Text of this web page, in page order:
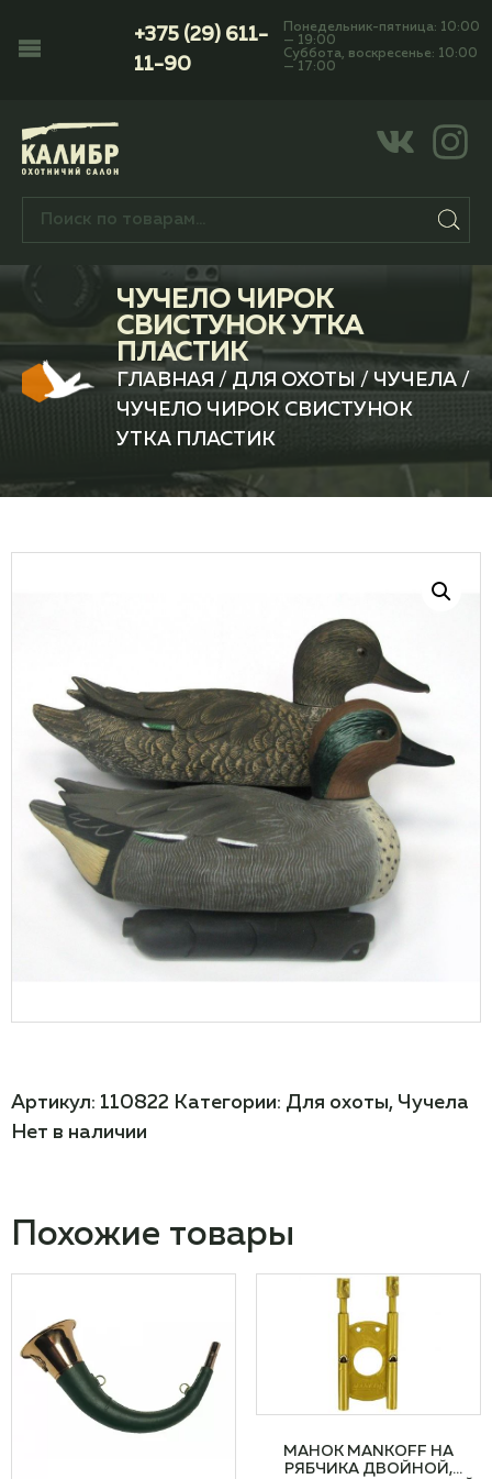
+375 (29) 611-
11-90
Понедельник-пятница: 10:00
— 19:00
Суббота, воскресенье: 10:00
— 17:00
ЧУЧЕЛО ЧИРОК
СВИСТУНОК УТКА
ПЛАСТИК
ГЛАВНАЯ / ДЛЯ ОХОТЫ / ЧУЧЕЛА/
ЧУЧЕЛО ЧИРОК СВИСТУНОК
УТКА ПЛАСТИК
Артикул: 110822 Категории: Для охоты, Чучела
Нет в наличии
Похожие товары
МАНОК MANKOFF НА
РЯБЧИКА ДВОЙНОЙ,